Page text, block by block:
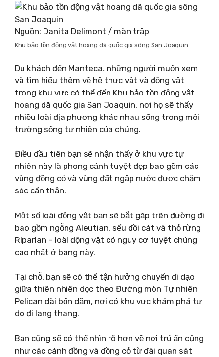
Nguồn: Danita Delimont / màn trập
Khu bảo tồn động vật hoang dã quốc gia sông San Joaquin
Du khách đến Manteca, những người muốn xem
và tìm hiểu thêm về hệ thực vật và động vật
trong khu vực có thể đến Khu bảo tồn động vật
hoang dã quốc gia San Joaquin, nơi họ sẽ thấy
nhiều loài địa phương khác nhau sống trong môi
trường sống tự nhiên của chúng.
Điều đầu tiên bạn sẽ nhận thấy ở khu vực tự
nhiên này là phong cảnh tuyệt đẹp bao gồm các
vùng đồng cỏ và vùng đất ngập nước được chăm
sóc cẩn thận.
Một số loài động vật bạn sẽ bắt gặp trên đường đi
bao gồm ngỗng Aleutian, sếu đồi cát và thỏ rừng
Riparian – loài động vật có nguy cơ tuyệt chủng
cao nhất ở bang này.
Tại chỗ, bạn sẽ có thể tận hưởng chuyến đi dạo
giữa thiên nhiên dọc theo Đường mòn Tự nhiên
Pelican dài bốn dặm, nơi có khu vực khám phá tự
do đi lang thang.
Bạn cũng sẽ có thể nhìn rõ hơn về nơi trú ẩn cũng
như các cánh đồng và đồng cỏ từ đài quan sát